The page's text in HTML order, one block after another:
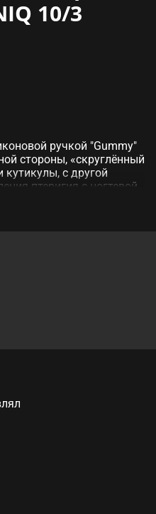
10/3
ручкой "Gummy"
стороны, «скруглённый
с другой
птеригия с ногтевой
ручная заточка рабочих
рабочие части и